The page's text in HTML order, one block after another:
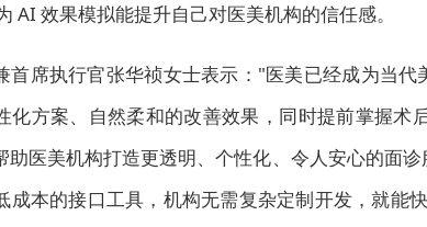
AI 效果模拟能提升自己对医美机构的信任感。
首席执行官张华祯女士表示："医美已经成为当
化方案、自然柔和的改善效果，同时提前掌握术
助医美机构打造更透明、个性化、令人安心的面
成本的接口工具，机构无需复杂定制开发，就能